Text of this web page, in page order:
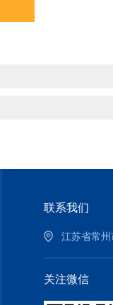
联系我们
江苏省常
关注微信